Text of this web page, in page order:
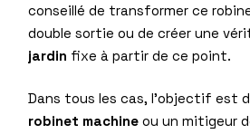
conseillé de transformer ce
double sortie ou de créer une
jardin fixe à partir de ce point.
Dans tous les cas, l’objectif est
robinet machine ou un mitigeur